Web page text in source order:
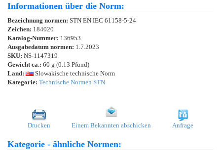
Informationen über die Norm:
Bezeichnung normen: STN EN IEC 61158-5-24
Zeichen: 184020
Katalog-Nummer: 136953
Ausgabedatum normen: 1.7.2023
SKU: NS-1147319
Gewicht ca.: 60 g (0.13 Pfund)
Land:
Slowakische technische Norm
Kategorie: Technische Normen STN
Drucken Einem Bekannten abschicken Anfrage
Kategorie - ähnliche Normen: